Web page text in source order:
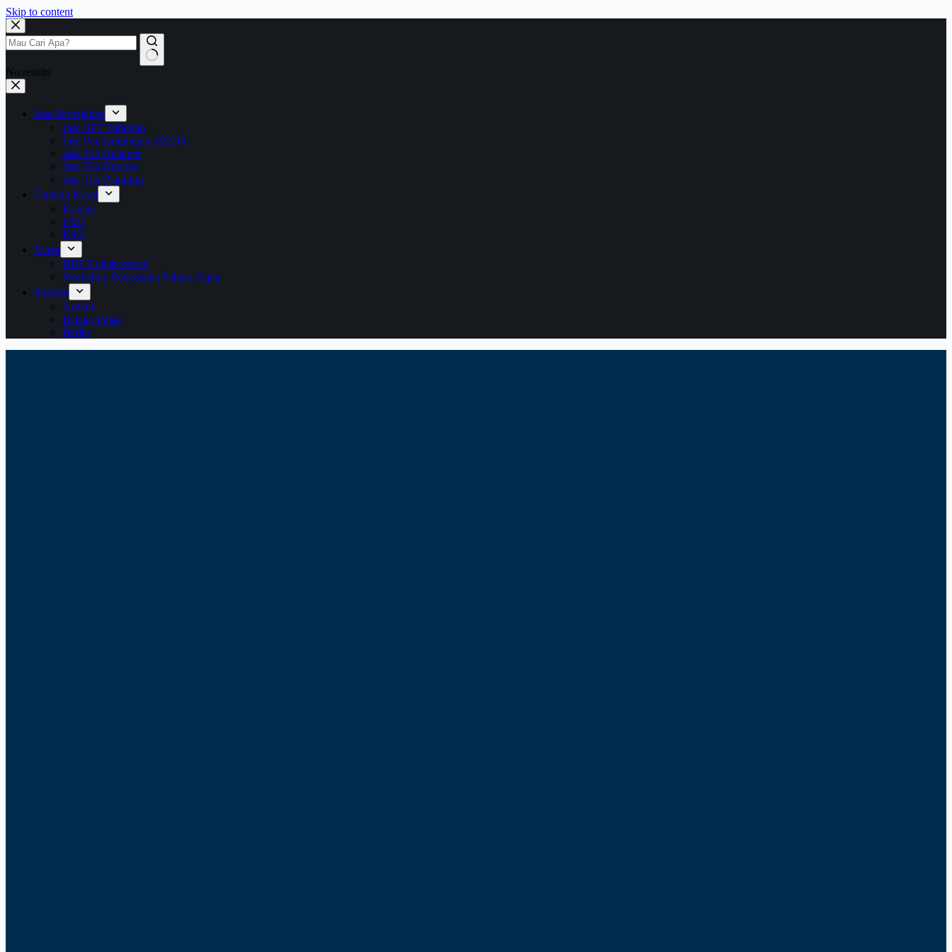
Skip to content
No results
Jasa Perpajakan
Jasa SPT Tahunan
Jasa Pendampingan SP2DK
Jasa Tax Retainer
Jasa Tax Review
Jasa Tax Planning
Tentang Kami
Kontak
FAQ
Karir
Event
BBF Collaboration
Workshop Pengusaha Paham Pajak
Sumber
Artikel
Belajar Pajak
Berita